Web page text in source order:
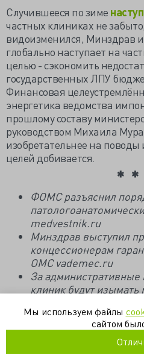
Случившееся по зиме
частных клиниках не
видоизменился, Минздрав и
глобально наступает на
целью - сэкономить
государственных ЛПУ
Финансовая
энергетика ведомства
прошлому составу
руководством Михаила
изобретательнее на поводы
целей добивается.
ФОМС разъяснил
medvestnik.ru
Минздрав выступил
концессионерам
ОМС vademec.ru
За
клиник будут
фомс
Мы используем файлы
сайтом